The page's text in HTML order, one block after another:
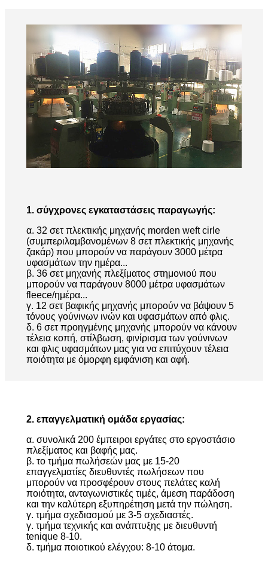
1. σύγχρονες εγκαταστάσεις παραγωγής:
α. 32 σετ πλεκτικής μηχανής morden weft cirle
(συμπεριλαμβανομένων 8 σετ πλεκτικής μηχανής
ζακάρ) που μπορούν να παράγουν 3000 μέτρα
υφασμάτων την ημέρα...
β. 36 σετ μηχανής πλεξίματος στημονιού που
μπορούν να παράγουν 8000 μέτρα υφασμάτων
fleece/ημέρα...
γ. 12 σετ βαφικής μηχανής μπορούν να βάψουν 5
τόνους γούνινων ινών και υφασμάτων από φλις.
δ. 6 σετ προηγμένης μηχανής μπορούν να κάνουν
τέλεια κοπή, στίλβωση, φινίρισμα των γούνινων
και φλις υφασμάτων μας για να επιτύχουν τέλεια
ποιότητα με όμορφη εμφάνιση και αφή.
2. επαγγελματική ομάδα εργασίας:
α. συνολικά 200 έμπειροι εργάτες στο εργοστάσιο
πλεξίματος και βαφής μας.
β. το τμήμα πωλήσεών μας με 15-20
επαγγελματίες διευθυντές πωλήσεων που
μπορούν να προσφέρουν στους πελάτες καλή
ποιότητα, ανταγωνιστικές τιμές, άμεση παράδοση
και την καλύτερη εξυπηρέτηση μετά την πώληση.
γ. τμήμα σχεδιασμού με 3-5 σχεδιαστές.
γ. τμήμα τεχνικής και ανάπτυξης με διευθυντή
tenique 8-10.
δ. τμήμα ποιοτικού ελέγχου: 8-10 άτομα.